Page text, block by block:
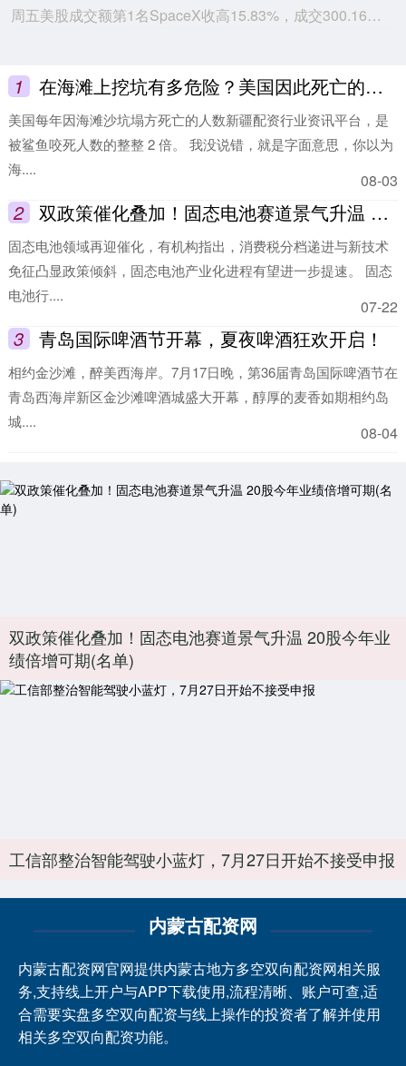
周五美股成交额第1名SpaceX收高15.83%，成交300.16亿美元。据报道，SpaceX计划建设自己的发电设施，为其与特斯拉在美国得州共同开发的大型半导体制造工厂提供电力支持。本周早些时候，SpaceX负责能源和数据中心开发业务的Riley Trettel在得州格莱姆斯县（Grimes County）的一场公开会议上表示：“我们将自行供电。我们会建设燃气发电厂，同时也会建设规模非常庞大的电池阵列，用于储存能源。我们几乎会立即启动这个项目。我们需要开始进行土建工作，需要着手建设基础设施和地基，我们会马上推进。”这一表态为马斯克旗下两大公司正在推进的新工厂计划提供了更多细节，该项目名为“Terafab”。
1 在海滩上挖坑有多危险？美国因此死亡的人数，是鲨鱼咬人的两倍！
08-03
美国每年因海滩沙坑塌方死亡的人数新疆配资行业资讯平台，是
被鲨鱼咬死人数的整整 2 倍。 我没说错，就是字面意思，你以为
海....
2 双政策催化叠加！固态电池赛道景气升温 20股今年业绩倍增可期(名单)
07-22
固态电池领域再迎催化，有机构指出，消费税分档递进与新技术
免征凸显政策倾斜，固态电池产业化进程有望进一步提速。 固态
电池行....
3 青岛国际啤酒节开幕，夏夜啤酒狂欢开启！
08-04
相约金沙滩，醉美西海岸。7月17日晚，第36届青岛国际啤酒节在
青岛西海岸新区金沙滩啤酒城盛大开幕，醇厚的麦香如期相约岛
城....
双政策催化叠加！固态电池赛道景气升温 20股今年业
绩倍增可期(名单)
工信部整治智能驾驶小蓝灯，7月27日开始不接受申报
内蒙古配资网
内蒙古配资网官网提供内蒙古地方多空双向配资网相关服
务,支持线上开户与APP下载使用,流程清晰、账户可查,适
合需要实盘多空双向配资与线上操作的投资者了解并使用
相关多空双向配资功能。